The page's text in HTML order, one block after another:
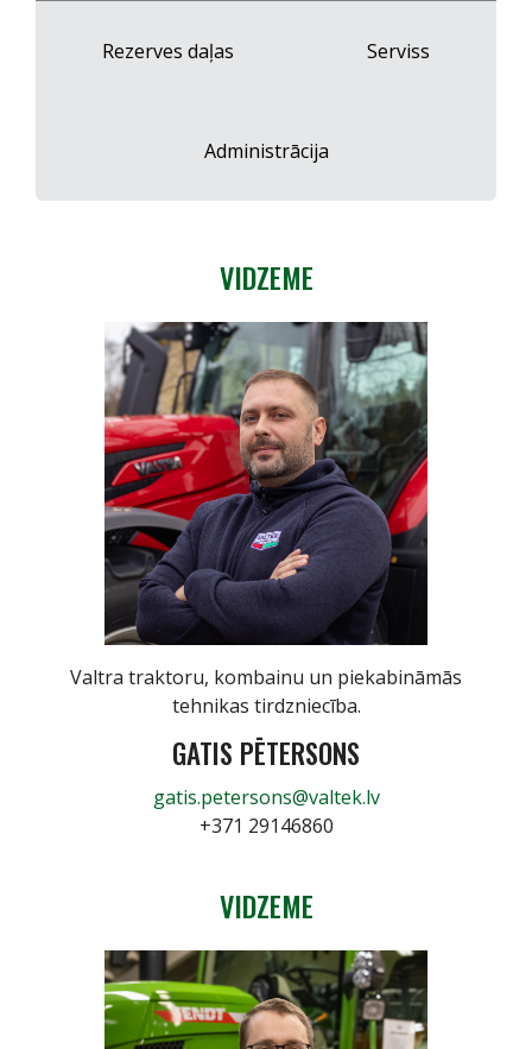
Rezerves daļas Serviss
Administrācija
VIDZEME
Valtra traktoru, kombainu un piekabināmās
tehnikas tirdzniecība.
GATIS PĒTERSONS
gatis.petersons@valtek.lv
+371 29146860
VIDZEME